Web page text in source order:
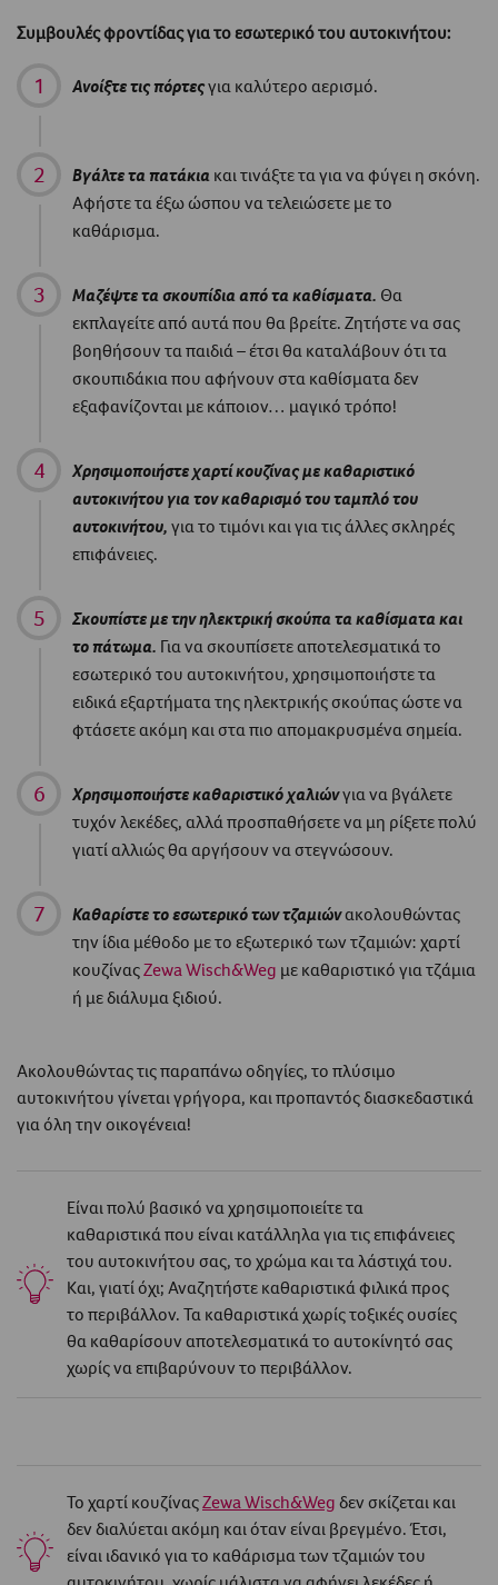
Είναι πολύ βασικό να χρησιμοποιείτε τα
καθαριστικά που είναι κατάλληλα για τις επιφάνειες
του αυτοκινήτου σας, το χρώμα και τα λάστιχά του.
Και, γιατί όχι; Αναζητήστε καθαριστικά φιλικά προς
το περιβάλλον. Τα καθαριστικά χωρίς τοξικές ουσίες
θα καθαρίσουν αποτελεσματικά το αυτοκίνητό σας
χωρίς να επιβαρύνουν το περιβάλλον.
To χαρτί κουζίναςZewa Wisch&Weg δεν σκίζεται και
δεν διαλύεται ακόμη και όταν είναι βρεγμένο. Έτσι,
είναι ιδανικό για το καθάρισμα των τζαμιών του
Συμβουλές φροντίδας για το εσωτερικό του αυτοκινήτου:
Ανοίξτε τις πόρτεςγια καλύτερο αερισμό.
Βγάλτε τα πατάκια και τινάξτε τα για να φύγει η σκόνη.
Αφήστε τα έξω ώσπου να τελειώσετε με το
καθάρισμα.
Μαζέψτε τα σκουπίδια από τα καθίσματα. Θα
εκπλαγείτε από αυτά που θα βρείτε. Ζητήστε να σας
βοηθήσουν τα παιδιά – έτσι θα καταλάβουν ότι τα
σκουπιδάκια που αφήνουν στα καθίσματα δεν
εξαφανίζονται με κάποιον… μαγικό τρόπο!
Χρησιμοποιήστε χαρτί κουζίνας με καθαριστικό
αυτοκινήτου για τον καθαρισμό του ταμπλό του
αυτοκινήτου, για το τιμόνι και για τις άλλες σκληρές
επιφάνειες.
Σκουπίστε με την ηλεκτρική σκούπα τα καθίσματα και
το πάτωμα. Για να σκουπίσετε αποτελεσματικά το
εσωτερικό του αυτοκινήτου, χρησιμοποιήστε τα
ειδικά εξαρτήματα της ηλεκτρικής σκούπας ώστε να
φτάσετε ακόμη και στα πιο απομακρυσμένα σημεία.
Χρησιμοποιήστε καθαριστικό χαλιώνγια να βγάλετε
τυχόν λεκέδες, αλλά προσπαθήσετε να μη ρίξετε πολύ
γιατί αλλιώς θα αργήσουν να στεγνώσουν.
Καθαρίστε το εσωτερικό των τζαμιώνακολουθώντας
την ίδια μέθοδο με το εξωτερικό των τζαμιών: χαρτί
κουζίναςZewa Wisch&Weg με καθαριστικό για τζάμια
ή με διάλυμα ξιδιού.
Ακολουθώντας τις παραπάνω οδηγίες, το πλύσιμο
αυτοκινήτου γίνεται γρήγορα, και προπαντός διασκεδαστικά
για όλη την οικογένεια!